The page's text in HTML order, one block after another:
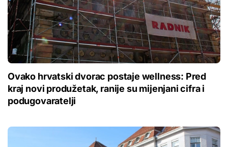
Ovako hrvatski dvorac postaje wellness: Pred
kraj novi produžetak, ranije su mijenjani cifra i
podugovaratelji